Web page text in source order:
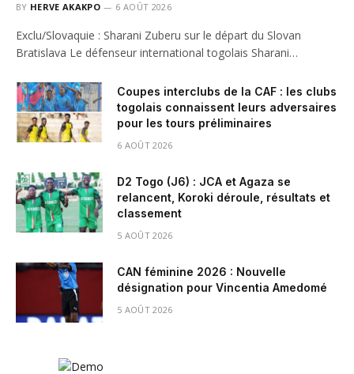
BY HERVE AKAKPO 6 AOÛT 2026
Exclu/Slovaquie : Sharani Zuberu sur le départ du Slovan
Bratislava Le défenseur international togolais Sharani…
Coupes interclubs de la CAF : les clubs
togolais connaissent leurs adversaires
pour les tours préliminaires
6 AOÛT 2026
D2 Togo (J6) : JCA et Agaza se
relancent, Koroki déroule, résultats et
classement
5 AOÛT 2026
CAN féminine 2026 : Nouvelle
désignation pour Vincentia Amedomé
5 AOÛT 2026